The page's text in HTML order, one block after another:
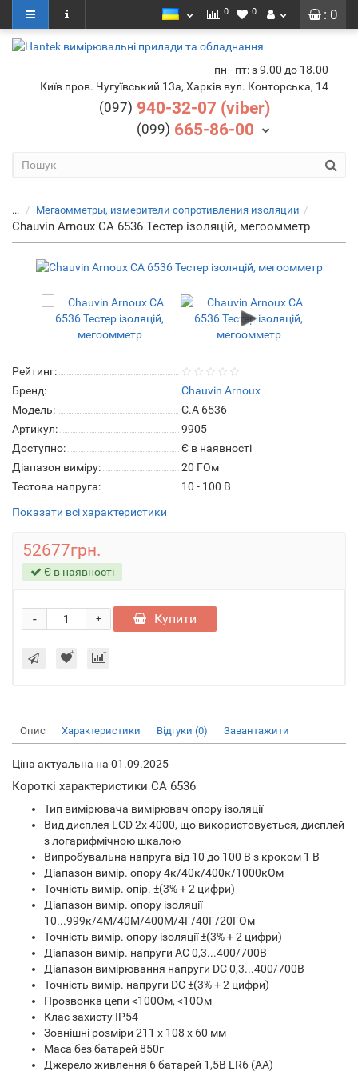
: 0
0 0
пн - пт: з 9.00 до 18.00
Київ пров. Чугуївський 13а, Харків вул. Конторська, 14
(097) 940-32-07 (viber)
(099) 665-86-00
... Мегаомметры, измерители сопротивления изоляции
Chauvin Arnoux CA 6536 Тестер ізоляцій, мегоомметр
Рейтинг:
Бренд:
Chauvin Arnoux
Модель:
C.A 6536
Артикул:
9905
Доступно:
Є в наявності
Діапазон виміру:
20 ГОм
Тестова напруга:
10 - 100 В
Показати всі характеристики
52677грн.
Є в наявності
+
- Купити
Опис Характеристики Відгуки (0) Завантажити
Ціна актуальна на 01.09.2025
Короткі характеристики CA 6536
Тип вимірювача вимірювач опору ізоляції
Вид дисплея LCD 2x 4000, що використовується, дисплей
з логарифмічною шкалою
Випробувальна напруга від 10 до 100 В з кроком 1 В
Діапазон вимір. опору 4к/40к/400к/1000кОм
Точність вимір. опір. ±(3% + 2 цифри)
Діапазон вимір. опору ізоляції
10...999к/4M/40M/400M/4Г/40Г/20ГОм
Точність вимір. опору ізоляції ±(3% + 2 цифри)
Діапазон вимір. напруги AC 0,3...400/700В
Діапазон вимірювання напруги DC 0,3...400/700В
Точність вимір. напруги DC ±(3% + 2 цифри)
Прозвонка цепи <100Ом, <10Ом
Клас захисту IP54
Зовнішні розміри 211 x 108 x 60 мм
Маса без батарей 850г
Джерело живлення 6 батарей 1,5В LR6 (AA)